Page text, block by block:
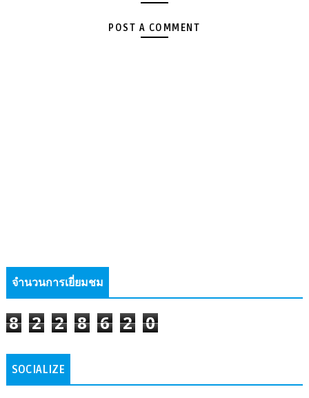
POST A COMMENT
จำนวนการเยี่ยมชม
8 2 2 8 6 2 0
SOCIALIZE